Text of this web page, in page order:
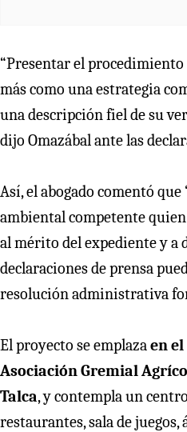
“Presentar el
más como una estrategia
una descripción fiel de su
dijo Omazábal ante las
Así, el abogado comentó
ambiental competente
al mérito del expediente y a
declaraciones de prensa
resolución administrativa
El proyecto se emplazaen
Asociación Gremial
Talca, y contempla un
restaurantes, sala de juegos,